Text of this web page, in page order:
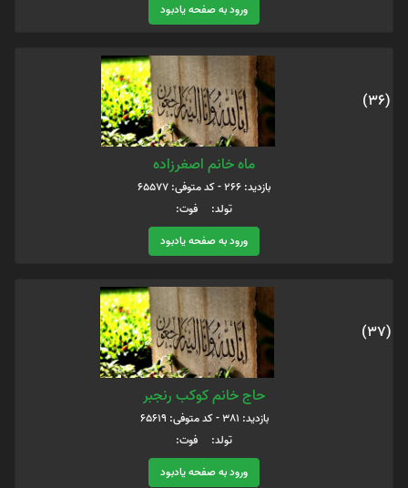
ورود به صفحه یادبود
(36)
ماه خانم اصغرزاده
بازدید: 266 - کد متوفی: 65577
تولد: فوت:
ورود به صفحه یادبود
(37)
حاج خانم کوکب رنجبر
بازدید: 381 - کد متوفی: 65619
تولد: فوت:
ورود به صفحه یادبود